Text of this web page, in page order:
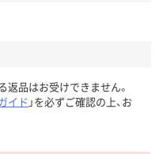
返品はお受けできません。
イド 」を必ずご確認の上、お